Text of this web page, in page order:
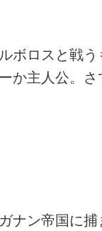
ボロスと戦
か主人公。
ナン帝国に